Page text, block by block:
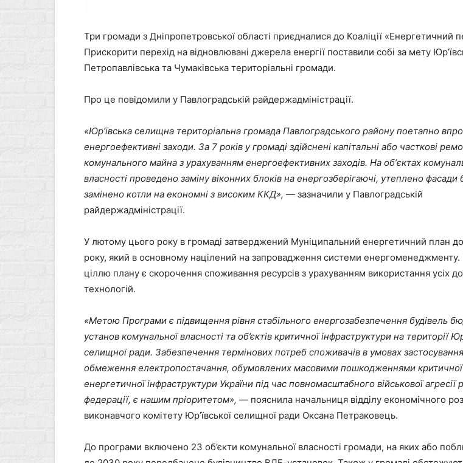
Три громади з Дніпропетровської області приєдналися до Коаліції «Енергетичний
Прискорити перехід на відновлювані джерела енергії поставили собі за мету
Петропавлівська та Чумаківська територіальні громади.
Про це повідомили у Павлоградській райдержадміністрації.
«Юрʼївська селищна територіальна громада Павлоградського району поетапно
енергоефективні заходи. За 7 років у громаді здійснені капітальні або часткові
комунального майна з урахуванням енергоефективних заходів. На обʼєктах
власності проведено заміну віконних блоків на енергозберігаючі, утеплено фасади
замінено котли на економні з високим ККД», — зазначили у Павлоградській
райдержадміністрації.
У лютому цього року в громаді затверджений Муніципальний енергетичний план
року, який в основному націлений на запровадження системи
ціллю плану є скорочення споживання ресурсів з урахуванням використання усіх
технологій.
«Метою Програми є підвищення рівня стабільного енергозабезпечення будівель
установ комунальної власності та об’єктів критичної інфраструктури на території
селищної ради. Забезпечення термінових потреб споживачів в умовах застосування
обмеження електропостачання, обумовлених масовими пошкодженнями критичної
енергетичної інфраструктури України під час повномасштабного військової агресії
федерації, є нашим пріоритетом», — пояснила начальниця відділу економічного
виконавчого комітету Юр’ївської селищної ради Оксана Петраковець.
До програми включено 23 об’єкти комунальної власності громади, на яких або